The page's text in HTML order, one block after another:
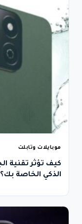
موبايلات وتابلت
كيف تؤثر تقنية
الذكي الخاصة بك؟